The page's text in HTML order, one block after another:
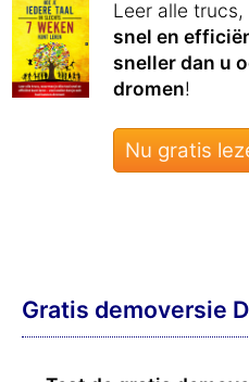
Leer alle
snel en
sneller dan u
dromen!
Nu gratis
Gratis demoversie